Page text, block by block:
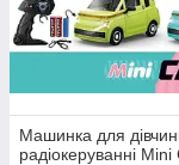
Машинка для
радіокеруванні Mini